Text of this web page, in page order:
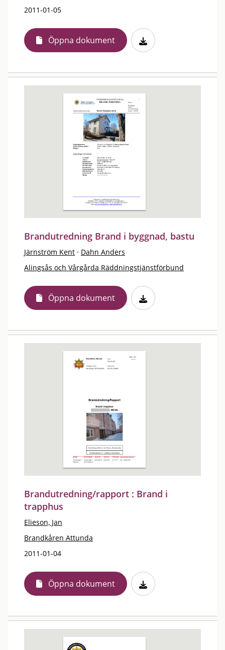
2011-01-05
Öppna dokument
Brandutredning Brand i byggnad, bastu
Järnström Kent · Dahn Anders
Alingsås och Vårgårda Räddningstjänstförbund
Öppna dokument
Brandutredning/rapport : Brand i
trapphus
Elieson, Jan
Brandkåren Attunda
2011-01-04
Öppna dokument